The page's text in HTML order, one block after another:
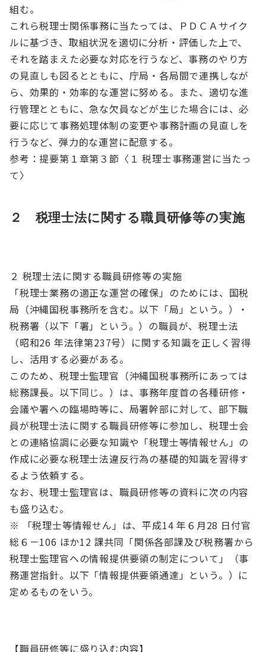
組む。
これら税理士関係事務に当たっては、ＰＤＣＡサイク
ルに基づき、取組状況を適切に分析・評価した上で、
それを踏まえた必要な対応を行うなど、事務のやり方
の見直しも図るとともに、庁局・各局間で連携しなが
ら、効果的・効率的な運営に努める。また、適切な進
行管理とともに、急な欠員などが生じた場合には、必
要に応じて事務処理体制の変更や事務計画の見直しを
行うなど、弾力的な運営に配意する。
参考：提要第１章第３節〈１ 税理士事務運営に当たっ
て〉
２ 税理士法に関する職員研修等の実施
２ 税理士法に関する職員研修等の実施
「税理士業務の適正な運営の確保」のためには、国税
局（沖縄国税事務所を含む。以下「局」という。）・
税務署（以下「署」という。）の職員が、税理士法
（昭和26 年法律第237号）に関する知識を正しく習得
し、活用する必要がある。
このため、税理士監理官（沖縄国税事務所にあっては
総務課長。以下同じ。）は、事務年度首の各種研修・
会議や署への臨場時等に、局署幹部に対して、部下職
員が税理士法に関する職員研修等に参加し、税理士会
との連絡協調に必要な知識や「税理士等情報せん」の
作成に必要な税理士法違反行為の基礎的知識を習得す
るよう依頼する。
なお、税理士監理官は、職員研修等の資料に次の内容
も盛り込む。
※ 「税理士等情報せん」は、平成14 年６月28 日付官
総６－106 ほか12 課共同「関係各部課及び税務署から
税理士監理官への情報提供要領の制定について」（事
務運営指針。以下「情報提供要領通達」という。）に
定めるものをいう。
【職員研修等に盛り込む内容】